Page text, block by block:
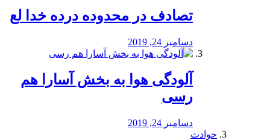
تصادف در محدوده درده خدا لع
دسامبر 24, 2019
آلودگی هوا به بخش آسارا هم
رسی
دسامبر 24, 2019
حوادث